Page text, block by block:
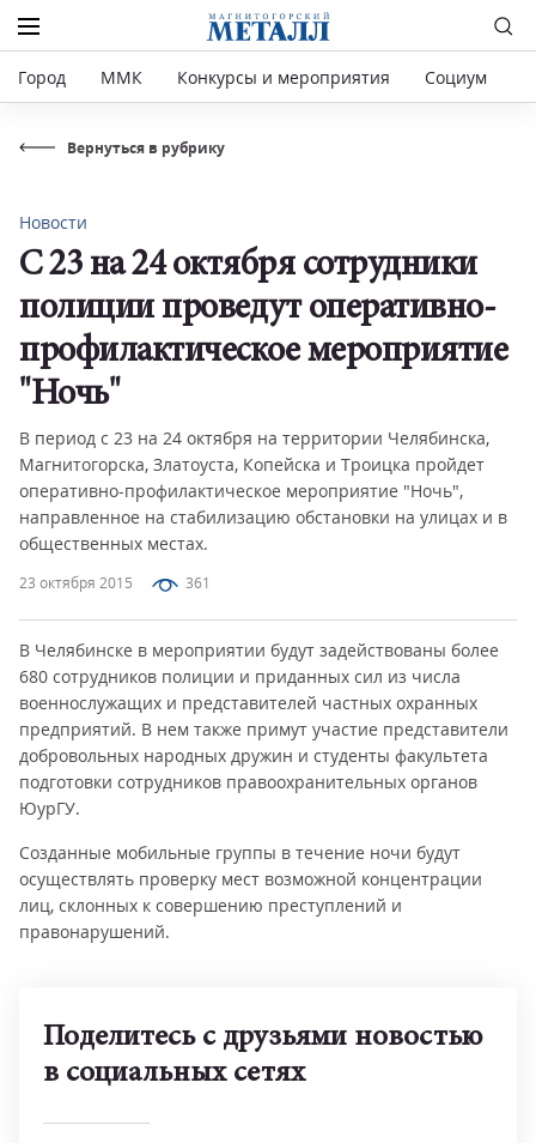
Город ММК Конкурсы и мероприятия Социум
Вернуться в рубрику
23 октября 2015 361
Новости
С 23 на 24 октября сотрудники
полиции проведут оперативно-
профилактическое мероприятие
"Ночь"
В период с 23 на 24 октября на территории Челябинска,
Магнитогорска, Златоуста, Копейска и Троицка пройдет
оперативно-профилактическое мероприятие "Ночь",
направленное на стабилизацию обстановки на улицах и в
общественных местах.
В Челябинске в мероприятии будут задействованы более
680 сотрудников полиции и приданных сил из числа
военнослужащих и представителей частных охранных
предприятий. В нем также примут участие представители
добровольных народных дружин и студенты факультета
подготовки сотрудников правоохранительных органов
ЮурГУ.
Созданные мобильные группы в течение ночи будут
осуществлять проверку мест возможной концентрации
лиц, склонных к совершению преступлений и
правонарушений.
Поделитесь с друзьями новостью
в социальных сетях